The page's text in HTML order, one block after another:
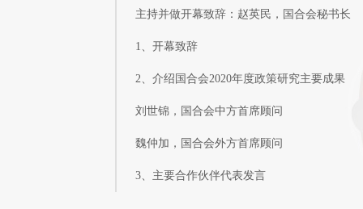
主持并做开幕致辞：赵英民，国合会秘书长
1、开幕致辞
2、介绍国合会2020年度政策研究主要成果
刘世锦，国合会中方首席顾问
魏仲加，国合会外方首席顾问
3、主要合作伙伴代表发言